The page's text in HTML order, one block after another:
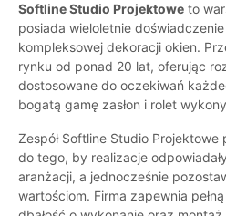
Softline Studio Projektowe to
posiada wieloletnie
kompleksowej dekoracji okien.
rynku od ponad 20 lat, oferując
dostosowane do oczekiwań
bogatą gamę zasłon i rolet
Zespół Softline Studio Projektowe
do tego, by realizacje
aranżacji, a jednocześnie
wartościom. Firma zapewnia